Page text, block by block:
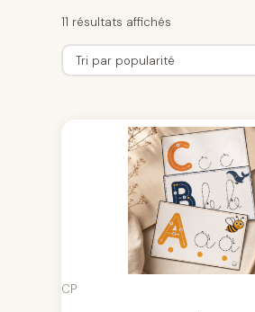
11 résultats affichés
CP